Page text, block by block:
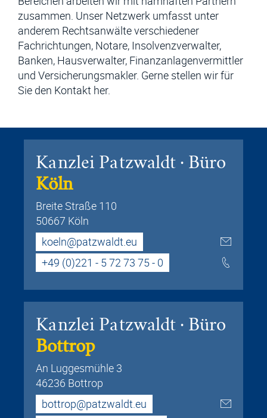
zusammen. Unser Netzwerk umfasst unter
anderem Rechtsanwälte verschiedener
Fachrichtungen, Notare, Insolvenzverwalter,
Banken, Hausverwalter, Finanzanlagenvermittler
und Versicherungsmakler. Gerne stellen wir für
Sie den Kontakt her.
Kanzlei Patzwaldt · Büro
Köln
Breite Straße 110
50667 Köln
koeln@patzwaldt.eu
+49 (0)221 - 5 72 73 75 - 0
Kanzlei Patzwaldt · Büro
Bottrop
An Luggesmühle 3
46236 Bottrop
bottrop@patzwaldt.eu